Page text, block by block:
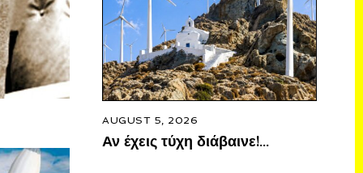
AUGUST 5, 2026
Αν έχεις τύχη διάβαινε!…